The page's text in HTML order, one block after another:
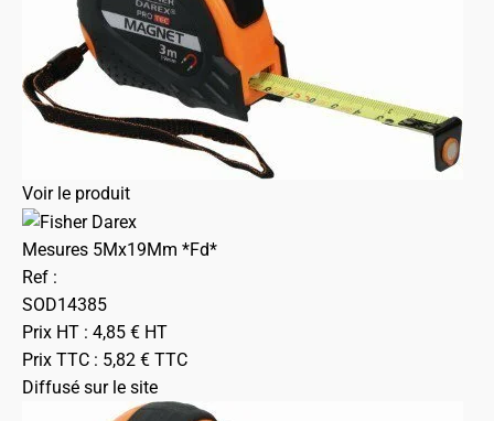
Voir le produit
Mesures 5Mx19Mm *Fd*
Ref :
SOD14385
Prix HT : 4,85 € HT
Prix TTC : 5,82 € TTC
Diffusé sur le site